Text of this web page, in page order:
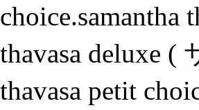
choice.samantha
thavasa deluxe
thavasa petit